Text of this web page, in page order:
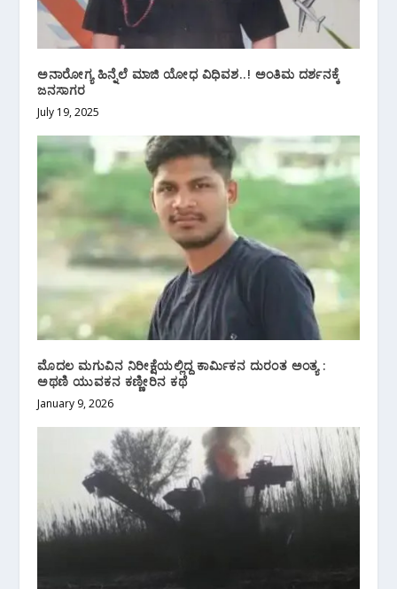
ಅನಾರೋಗ್ಯ ಹಿನ್ನೆಲೆ ಮಾಜಿ ಯೋಧ ವಿಧಿವಶ..! ಅಂತಿಮ ದರ್ಶನಕ್ಕೆ
ಜನಸಾಗರ
July 19, 2025
ಮೊದಲ ಮಗುವಿನ ನಿರೀಕ್ಷೆಯಲ್ಲಿದ್ದ ಕಾರ್ಮಿಕನ ದುರಂತ ಅಂತ್ಯ :
ಅಥಣಿ ಯುವಕನ ಕಣ್ಣೀರಿನ‌ ಕಥೆ
January 9, 2026